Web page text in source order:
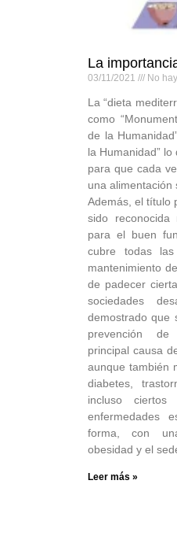
La
03/11/2021 No
La “dieta
como
de la
la Humanidad”
para que cada
una alimentación
Además, el título
sido reconocida
para el buen
cubre todas
mantenimiento
de padecer
sociedades
demostrado que
prevención de
principal causa
aunque también
diabetes,
incluso
enfermedades
forma, con
obesidad y el
Leer más »